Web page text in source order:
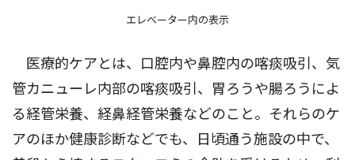
エレベーター内の表示
医療的ケアとは、口腔内や鼻腔内の喀痰吸引、気
管カニューレ内部の喀痰吸引、胃ろうや腸ろうによ
る経管栄養、経鼻経管栄養などのこと。それらのケ
アのほか健康診断などでも、日頃通う施設の中で、